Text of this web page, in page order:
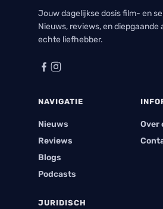
Jouw dagelijkse dosis film- en
Nieuws, reviews, en diepgaande
echte liefhebber.
NAVIGATIE
Nieuws
Reviews
Blogs
Podcasts
Over
JURIDISCH